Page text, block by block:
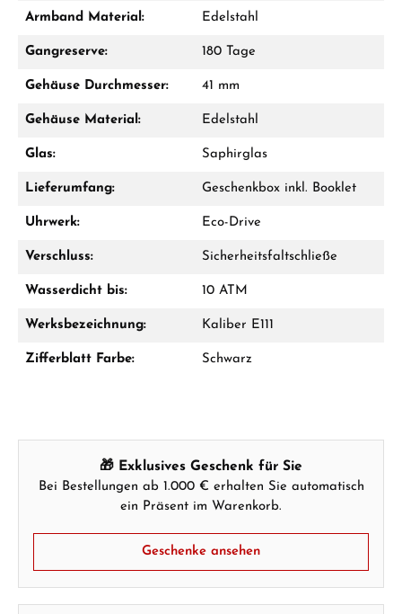
Ab 1.000 € Bestellwert erhalten Sie ein
Geschenk im Warenkorb.
Hersteller- & Produktsicherheit
Armband Material: Edelstahl
Gangreserve: 180 Tage
Gehäuse Durchmesser: 41 mm
Gehäuse Material: Edelstahl
Glas: Saphirglas
Lieferumfang: Geschenkbox inkl. Booklet
Uhrwerk: Eco-Drive
Verschluss: Sicherheitsfaltschließe
Wasserdicht bis: 10 ATM
Werksbezeichnung: Kaliber E111
Zifferblatt Farbe: Schwarz
🎁 Exklusives Geschenk für Sie
Bei Bestellungen ab 1.000 € erhalten Sie automatisch
ein Präsent im Warenkorb.
Geschenke ansehen